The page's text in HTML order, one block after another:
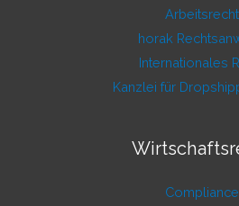
Arbeitsrecht
horak
Internationales
Kanzlei für
Compliance